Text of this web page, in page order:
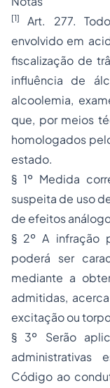
[1]
Art. 277.
envolvido em
fiscalização de
influência de
alcoolemia,
que, por meios
homologados
estado.
§ 1º Medida
suspeita de uso
de efeitos
§ 2º A infração
poderá ser
mediante a
admitidas,
excitação ou
§ 3º Serão
administrativas
Código ao